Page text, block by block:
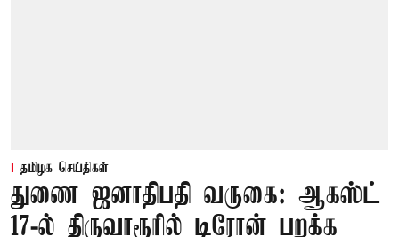
தமிழக செய்திகள்
துணை ஜனாதிபதி வருகை: ஆகஸ்ட்
17-ல் திருவாரூரில் டிரோன் பறக்க